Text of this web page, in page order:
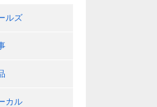
ルズ
カル